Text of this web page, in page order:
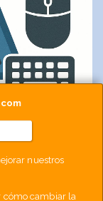
nuestros
cómo cambiar la